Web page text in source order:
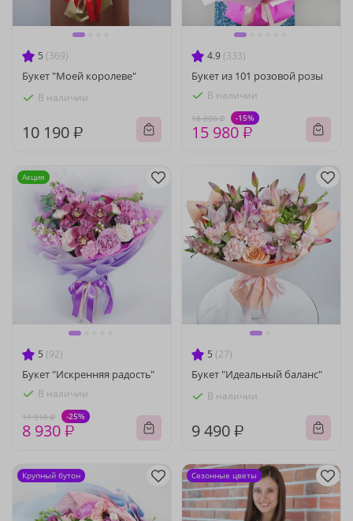
5 (369)
Букет "Моей королеве"
В наличии
10 190 ₽
4.9 (333)
Букет из 101 розовой розы
В наличии
18 800 ₽ -15%
15 980 ₽
5 (92)
Букет "Искренняя радость"
В наличии
11 910 ₽ -25%
8 930 ₽
Акция
5 (27)
Букет "Идеальный баланс"
В наличии
9 490 ₽
Крупный бутон Сезонные цветы